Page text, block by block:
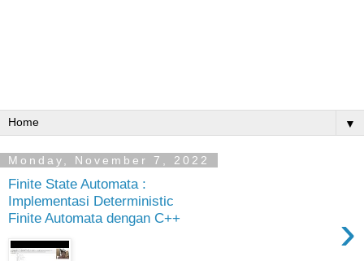
▼
Monday, November 7, 2022
Finite State Automata :
Implementasi Deterministic
Finite Automata dengan C++
›